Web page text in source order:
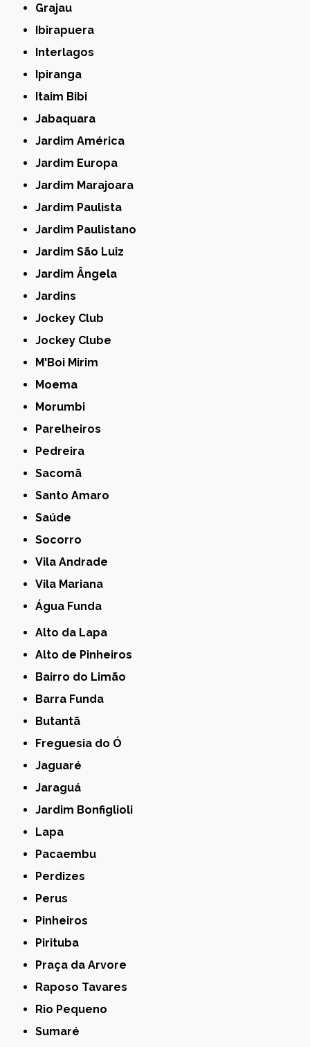
Grajau
Ibirapuera
Interlagos
Ipiranga
Itaim Bibi
Jabaquara
Jardim América
Jardim Europa
Jardim Marajoara
Jardim Paulista
Jardim Paulistano
Jardim São Luiz
Jardim Ângela
Jardins
Jockey Club
Jockey Clube
M'Boi Mirim
Moema
Morumbi
Parelheiros
Pedreira
Sacomã
Santo Amaro
Saúde
Socorro
Vila Andrade
Vila Mariana
Água Funda
Alto da Lapa
Alto de Pinheiros
Bairro do Limão
Barra Funda
Butantã
Freguesia do Ó
Jaguaré
Jaraguá
Jardim Bonfiglioli
Lapa
Pacaembu
Perdizes
Perus
Pinheiros
Pirituba
Praça da Arvore
Raposo Tavares
Rio Pequeno
Sumaré